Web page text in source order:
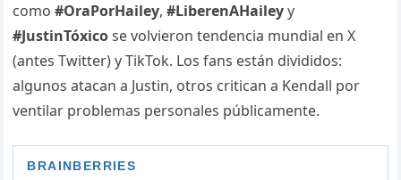
como#OraPorHailey,#LiberenAHaileyy
#JustinTóxicose volvieron tendencia mundial en X
(antes Twitter) y TikTok. Los fans están divididos:
algunos atacan a Justin, otros critican a Kendall por
ventilar problemas personales públicamente.